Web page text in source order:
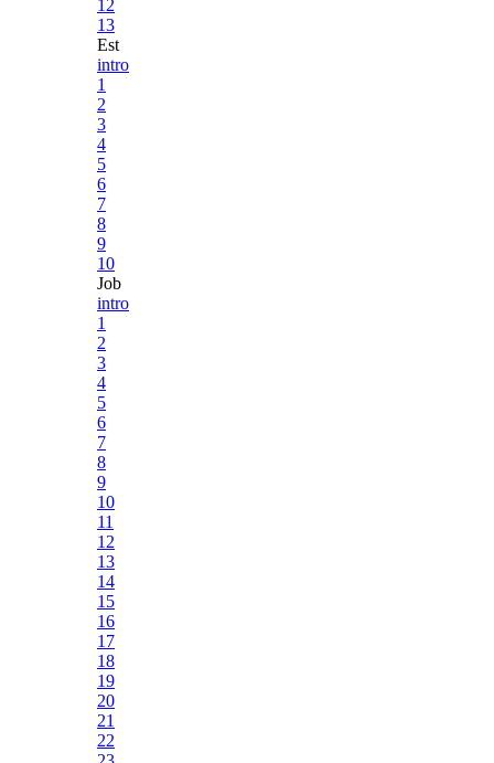
12
13
Est
intro
1
2
3
4
5
6
7
8
9
10
Job
intro
1
2
3
4
5
6
7
8
9
10
11
12
13
14
15
16
17
18
19
20
21
22